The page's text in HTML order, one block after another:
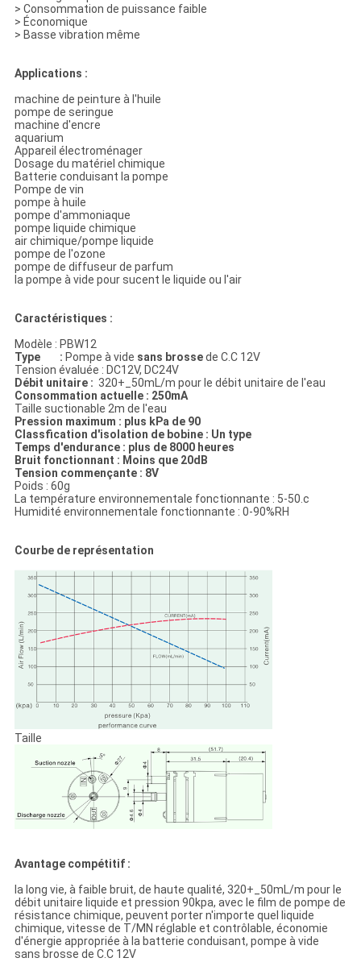
> Consommation de puissance faible
> Économique
> Basse vibration même
Applications :
machine de peinture à l'huile
pompe de seringue
machine d'encre
aquarium
Appareil électroménager
Dosage du matériel chimique
Batterie conduisant la pompe
Pompe de vin
pompe à huile
pompe d'ammoniaque
pompe liquide chimique
air chimique/pompe liquide
pompe de l'ozone
pompe de diffuseur de parfum
la pompe à vide pour sucent le liquide ou l'air
Caractéristiques :
Modèle : PBW12
Type : Pompe à vide sans brossede C.C 12V
Tension évaluée : DC12V, DC24V
Débit unitaire : 320+_50mL/m pour le débit unitaire de l'eau
Consommation actuelle : 250mA
Taille suctionable 2m de l'eau
Pression maximum : plus kPa de 90
Classfication d'isolation de bobine : Un type
Temps d'endurance : plus de 8000 heures
Bruit fonctionnant : Moins que 20dB
Tension commençante : 8V
Poids : 60g
La température environnementale fonctionnante : 5-50.c
Humidité environnementale fonctionnante : 0-90%RH
Courbe de représentation
Taille
Avantage compétitif :
la long vie, à faible bruit, de haute qualité, 320+_50mL/m pour le
débit unitaire liquide et pression 90kpa, avec le film de pompe de
résistance chimique, peuvent porter n'importe quel liquide
chimique, vitesse de T/MN réglable et contrôlable, économie
d'énergie appropriée à la batterie conduisant, pompe à vide
sans brosse de C.C 12V